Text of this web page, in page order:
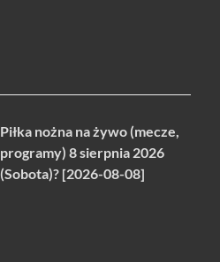
Piłka nożna na żywo (mecze,
programy) 8 sierpnia 2026
(Sobota)? [2026-08-08]